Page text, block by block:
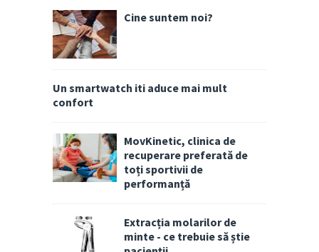
Cine suntem noi?
Un smartwatch iti aduce mai mult
confort
MovKinetic, clinica de
recuperare preferată de
toți sportivii de
performanță
Extracția molarilor de
minte - ce trebuie să știe